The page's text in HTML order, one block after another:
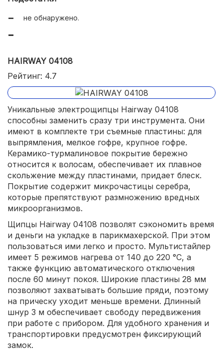
не обнаружено.
HAIRWAY 04108
Рейтинг: 4.7
Уникальные электрощипцы Hairway 04108
способны заменить сразу три инструмента. Они
имеют в комплекте три съемные пластины: для
выпрямления, мелкое гофре, крупное гофре.
Керамико-турмалиновое покрытие бережно
относится к волосам, обеспечивает их плавное
скольжение между пластинами, придает блеск.
Покрытие содержит микрочастицы серебра,
которые препятствуют размножению вредных
микроорганизмов.
Щипцы Hairway 04108 позволят сэкономить время
и деньги на укладке в парикмахерской. При этом
пользоваться ими легко и просто. Мультистайлер
имеет 5 режимов нагрева от 140 до 220 °С, а
также функцию автоматического отключения
после 60 минут покоя. Широкие пластины 28 мм
позволяют захватывать большие пряди, поэтому
на прическу уходит меньше времени. Длинный
шнур 3 м обеспечивает свободу передвижения
при работе с прибором. Для удобного хранения и
транспортировки предусмотрен фиксирующий
замок.